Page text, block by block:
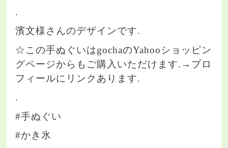
.
濱文様さんのデザインです.
☆この手ぬぐいはgochaのYahooショッピン
グページからもご購入いただけます.→プロ
フィールにリンクあります.
.
#手ぬぐい
#かき氷